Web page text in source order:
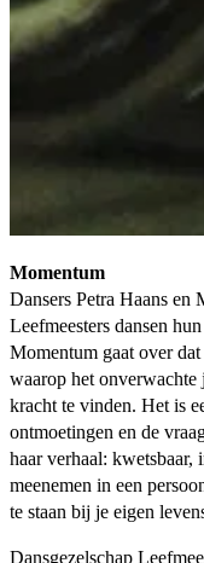
Momentum
Dansers Petra Haans en
Leefmeesters dansen
Momentum gaat over
waarop het
kracht te vinden. Het is
ontmoetingen en de
haar verhaal:
meenemen in een
te staan bij je eigen
Dansgezelschap